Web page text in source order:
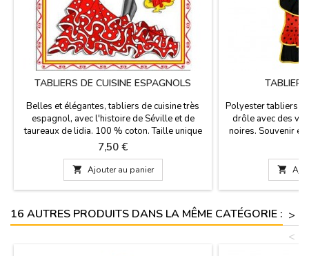
TABLIERS DE CUISINE ESPAGNOLS
Belles et élégantes, tabliers de cuisine très
espagnol, avec l'histoire de Séville et de
taureaux de lidia. 100 % coton. Taille unique
pour adult.
Prix
7,50 €
 Ajouter au panier
TABLIER
Polyester tabliers
drôle avec des
noires. Souvenir
recommandons
table à 30 °C.
large. (50

16 AUTRES PRODUITS DANS LA MÊME CATÉGORIE : >
<